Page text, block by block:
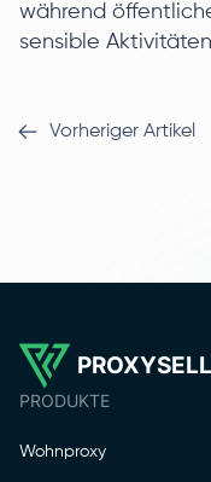
während
sensible
Vorheriger Artikel
PRODUKTE
Wohnproxy